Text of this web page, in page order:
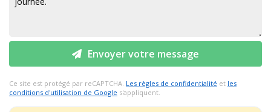
Envoyer votre message
Ce site est protégé par reCAPTCHA. Les règles de confidentialité et les
conditions d'utilisation de Google s'appliquent.